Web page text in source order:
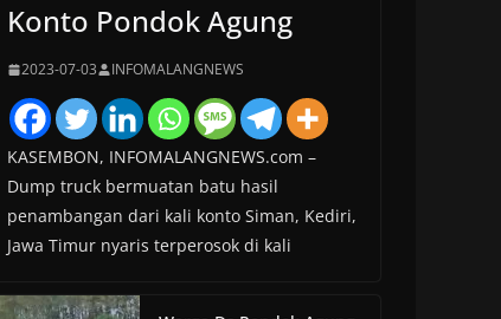
Konto Pondok Agung
2023-07-03 INFOMALANGNEWS
KASEMBON, INFOMALANGNEWS.com –
Dump truck bermuatan batu hasil
penambangan dari kali konto Siman, Kediri,
Jawa Timur nyaris terperosok di kali